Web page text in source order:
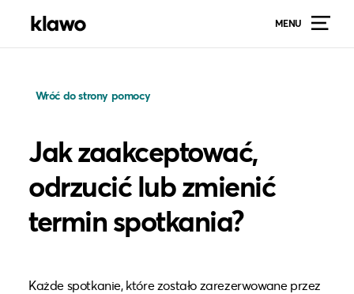
MENU
Wróć do strony pomocy
Jak zaakceptować,
odrzucić lub zmienić
termin spotkania?
Każde spotkanie, które zostało zarezerwowane przez